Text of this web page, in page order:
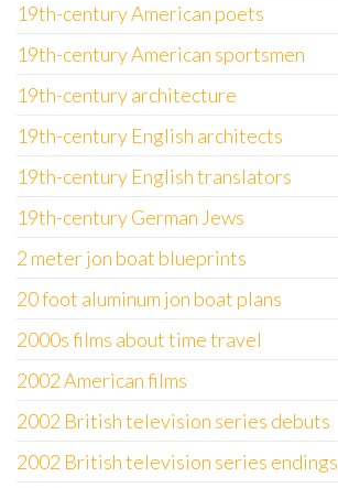
19th-century American poets
19th-century American sportsmen
19th-century architecture
19th-century English architects
19th-century English translators
19th-century German Jews
2 meter jon boat blueprints
20 foot aluminum jon boat plans
2000s films about time travel
2002 American films
2002 British television series debuts
2002 British television series endings